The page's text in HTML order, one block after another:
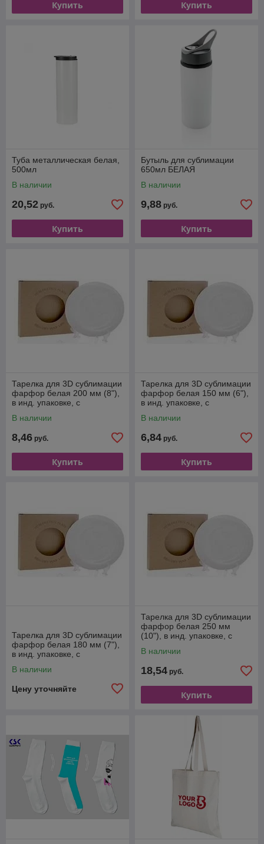
Купить Купить
Туба металлическая белая,
500мл
В наличии
20,52 руб.
Купить
Бутыль для сублимации
650мл БЕЛАЯ
В наличии
9,88 руб.
Купить
Тарелка для 3D сублимации
фарфор белая 200 мм (8"),
в инд. упаковке, с
В наличии
8,46 руб.
Купить
Тарелка для 3D сублимации
фарфор белая 150 мм (6"),
в инд. упаковке, с
В наличии
6,84 руб.
Купить
Тарелка для 3D сублимации
фарфор белая 180 мм (7"),
в инд. упаковке, с
В наличии
Цену уточняйте
Тарелка для 3D сублимации
фарфор белая 250 мм
(10"), в инд. упаковке, с
В наличии
18,54 руб.
Купить